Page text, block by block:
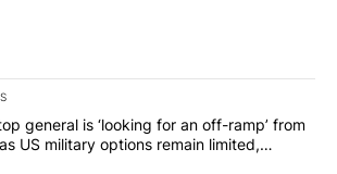
list of the most commented articles in the last
"Trump’s top general is ‘looking for an
general is ‘looking for an off-ramp’ from
US military options remain limited,